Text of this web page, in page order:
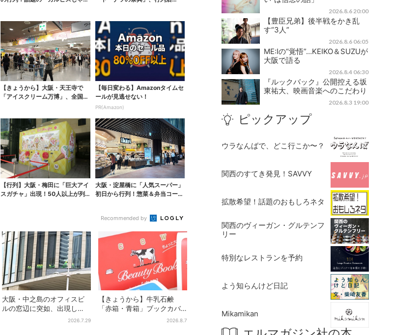
【きょうから】大阪・天王寺で
「アイスクリーム万博」、全国3
【毎日変わる】Amazonタイムセ
ールが見逃せない！
PR(Amazon)
【行列】大阪・梅田に「巨大アイ
スガチャ」出現！50人以上が列…
大阪・淀屋橋に「人気スーパー」
初日から行列！惣菜＆弁当コーナ
Recommended by
大阪・中之島のオフィスビ
ルの窓辺に突如、出現し
た……巨大インコ「何かい
2026.7.29
【きょうから】牛乳石鹸
「赤箱・青箱」ブックカバ
ー、大阪で無料配布！ 先着
2026.8.7
2026.8.6 20:00
【豊臣兄弟】後半戦をかき乱
す“3人”
2026.8.6 06:05
ME:Iの“覚悟”…KEIKO＆SUZUが
大阪で語る
2026.8.4 06:30
『ルックバック』公開控える坂
東祐大、映画音楽へのこだわり
2026.8.3 19:00
ピックアップ
ウラなんばで、どこ行こか〜？
関西のすてき発見！SAVVY
拡散希望！話題のおもしろネタ
関西のヴィーガン・グルテンフ
リー
特別なレストランを予約
よう知らんけど日記
Mikamikan